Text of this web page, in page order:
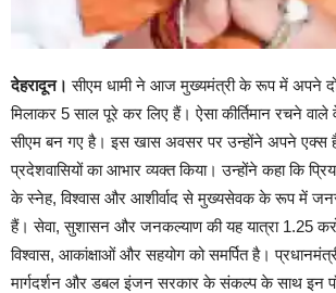
देहरादून। सीएम धामी ने आज मुख्यमंत्री के रूप में अपने
मिलाकर 5 साल पूरे कर लिए हैं। ऐसा कीर्तिमान रचने
सीएम बन गए है। इस खास अवसर पर उन्होंने अपने एक्स
प्रदेशवासियों का आभार व्यक्त किया। उन्होंने कहा कि
के स्नेह, विश्वास और आशीर्वाद से मुख्यसेवक के रूप में
हैं। सेवा, सुशासन और जनकल्याण की यह यात्रा 1.25
विश्वास, आकांक्षाओं और सहयोग को समर्पित है।
मार्गदर्शन और डबल इंजन सरकार के संकल्प के साथ इन